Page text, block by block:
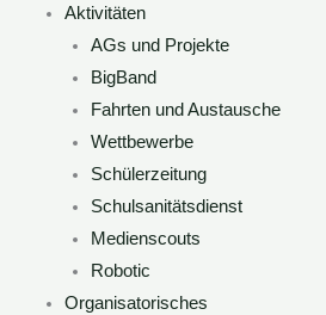
Aktivitäten
AGs und Projekte
BigBand
Fahrten und Austausche
Wettbewerbe
Schülerzeitung
Schulsanitätsdienst
Medienscouts
Robotic
Organisatorisches